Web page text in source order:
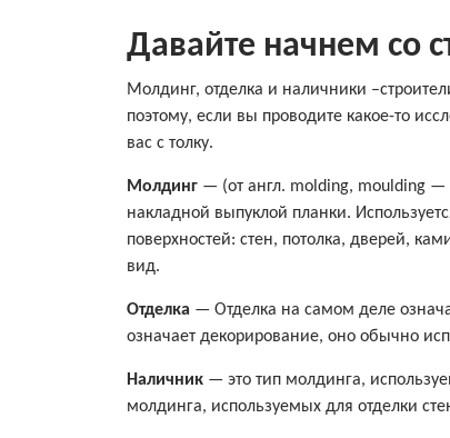
Давайте начнем со
Молдинг, отделка и наличники
поэтому, если вы проводите какое-то
вас с толку.
Молдинг — (от англ. molding, moulding —
накладной выпуклой планки.
поверхностей: стен, потолка, дверей,
вид.
Отделка — Отделка на самом деле
означает декорирование, оно обычно
Наличник — это тип молдинга,
молдинга, используемых для отделки